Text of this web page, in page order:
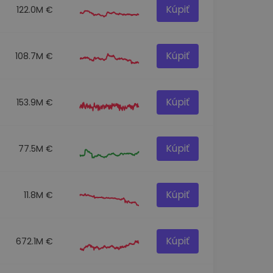
122.0M € Kúpiť
108.7M € Kúpiť
153.9M € Kúpiť
77.5M € Kúpiť
11.8M € Kúpiť
672.1M € Kúpiť